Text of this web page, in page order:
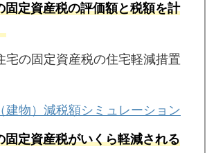
定資産税の評価額と税額を計
宅の固定資産税の住宅軽減措置
建物）減税額シミュレーション
定資産税がいくら軽減される